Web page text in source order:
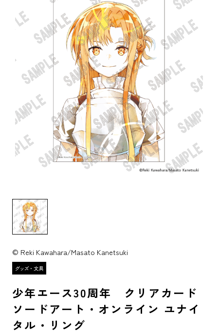
© Reki Kawahara/Masato Kanetsuki
少年エース30周年 クリアカード
ソードアート・オンライン ユナイ
タル・リング